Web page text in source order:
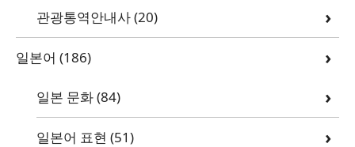
관광통역안내사(20)
일본어 (186)
일본 문화(84)
일본어 표현 (51)